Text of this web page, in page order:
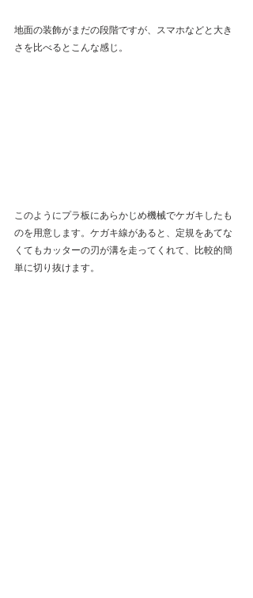
地面の装飾がまだの段階ですが、スマホなどと大き
さを比べるとこんな感じ。
このようにプラ板にあらかじめ機械でケガキしたも
のを用意します。ケガキ線があると、定規をあてな
くてもカッターの刃が溝を走ってくれて、比較的簡
単に切り抜けます。